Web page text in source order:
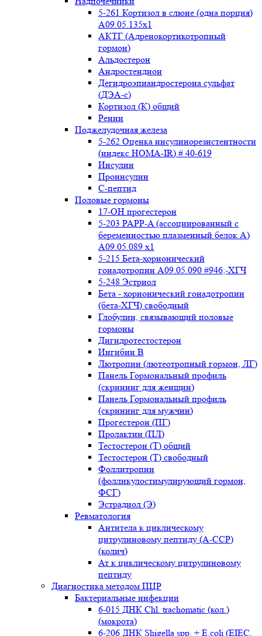
5-261 Кортизол в слюне (одна порция)
A09.05.135x1
АКТГ (Адренокортикотропный
гормон)
Альдостерон
Андростендион
Дегидроэпиандростерона сульфат
(ДЭА-с)
Кортизол (К) общий
Ренин
Поджелудочная железа
5-262 Оценка инсулинорезистентности
(индекс HOMA-IR) # 40-619
Инсулин
Проинсулин
С-пептид
Половые гормоны
17-ОН прогестерон
5-203 PAPP-A (ассоциированный с
беременностью плазменный белок А)
А09.05.089 x1
5-215 Бета-хорионический
гонадотропин А09.05.090 #946;-ХГЧ
5-248 Эстриол
Бета - хорионический гонадотропин
(бета-ХГЧ) свободный
Глобулин, связывающий половые
гормоны
Дигидротестостерон
Ингибин В
Лютропин (лютеотропный гормон, ЛГ)
Панель Гормональный профиль
(скрининг для женщин)
Панель Гормональный профиль
(скрининг для мужчин)
Прогестерон (ПГ)
Пролактин (ПЛ)
Тестостерон (Т) общий
Тестостерон (Т) свободный
Фоллитропин
(фолликулостимулирующий гормон,
ФСГ)
Эстрадиол (Э)
Ревматология
Антитела к циклическому
цитрулиновому пептиду (A-ССР)
(колич)
Ат к циклическому цитрулиновому
пептиду
Диагностика методом ПЦР
Бактериальные инфекции
6-015 ДНК Chl. trachomatic (кол.)
(мокрота)
6-206 ДНК Shigella spp. + E.coli (EIEC,